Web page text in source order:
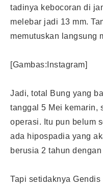
tadinya kebocoran di
melebar jadi 13 mm.
memutuskan langsung
[Gambas:Instagram]
Jadi, total Bung yang
tanggal 5 Mei kemarin,
operasi. Itu pun belum
ada hipospadia yang
berusia 2 tahun
Tapi setidaknya